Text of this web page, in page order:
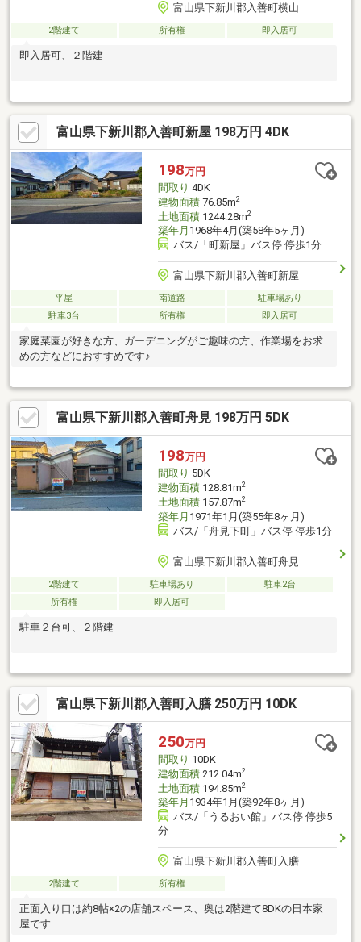
富山県下新川郡入善町横山
2階建て 所有権 即入居可
即入居可、２階建
富山県下新川郡入善町新屋 198万円 4DK
198万円
間取り 4DK
建物面積76.85m2
土地面積1244.28m2
築年月 1968年4月(築58年5ヶ月)
バス/「町新屋」バス停 停歩1分
富山県下新川郡入善町新屋
平屋 南道路
駐車場あり
駐車3台
所有権 即入居可
家庭菜園が好きな方、ガーデニングがご趣味の方、作業場をお求
めの方などにおすすめです♪
富山県下新川郡入善町舟見 198万円 5DK
198万円
間取り 5DK
建物面積128.81m2
土地面積157.87m2
築年月 1971年1月(築55年8ヶ月)
バス/「舟見下町」バス停 停歩1分
富山県下新川郡入善町舟見
2階建て 駐車場あり
駐車2台
所有権
即入居可
駐車２台可、２階建
富山県下新川郡入善町入膳 250万円 10DK
250万円
間取り 10DK
建物面積212.04m2
土地面積194.85m2
築年月 1934年1月(築92年8ヶ月)
バス/「うるおい館」バス停 停歩5
分
富山県下新川郡入善町入膳
2階建て 所有権
正面入り口は約8帖×2の店舗スペース、奥は2階建て8DKの日本家
屋です